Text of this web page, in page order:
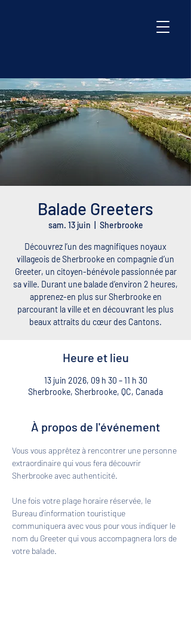
Balade Greeters
sam. 13 juin Sherbrooke
Découvrez l’un des magnifiques noyaux
villageois de Sherbrooke en compagnie d’un
Greeter, un citoyen-bénévole passionnée par
sa ville. Durant une balade d’environ 2 heures,
apprenez-en plus sur Sherbrooke en
parcourant la ville et en découvrant les plus
beaux attraits du cœur des Cantons.
Heure et lieu
13 juin 2026, 09 h 30 – 11 h 30
Sherbrooke, Sherbrooke, QC, Canada
À propos de l'événement
Vous vous apprêtez à rencontrer une personne
extraordinaire qui vous fera découvrir
Sherbrooke avec authenticité.
Une fois votre plage horaire réservée, le
Bureau d'information touristique
communiquera avec vous pour vous indiquer le
nom du Greeter qui vous accompagnera lors de
votre balade.